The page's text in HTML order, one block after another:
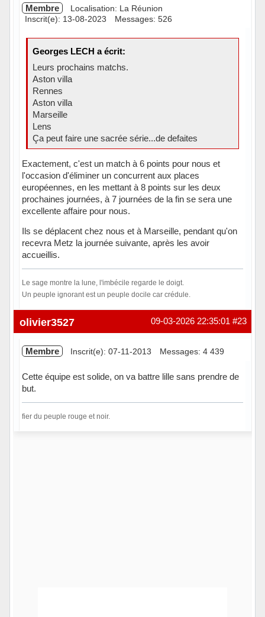
Membre
Localisation: La Réunion
Inscrit(e): 13-08-2023
Messages: 526
Georges LECH a écrit:
Leurs prochains matchs.
Aston villa
Rennes
Aston villa
Marseille
Lens
Ça peut faire une sacrée série...de defaites
Exactement, c'est un match à 6 points pour nous et
l'occasion d'éliminer un concurrent aux places
européennes, en les mettant à 8 points sur les deux
prochaines journées, à 7 journées de la fin se sera une
excellente affaire pour nous.
Ils se déplacent chez nous et à Marseille, pendant qu'on
recevra Metz la journée suivante, après les avoir
accueillis.
Le sage montre la lune, l'imbécile regarde le doigt.
Un peuple ignorant est un peuple docile car crédule.
Hors ligne #23
09-03-2026 22:35:01
olivier3527
Membre Inscrit(e): 07-11-2013 Messages: 4 439
Cette équipe est solide, on va battre lille sans prendre de
but.
fier du peuple rouge et noir.